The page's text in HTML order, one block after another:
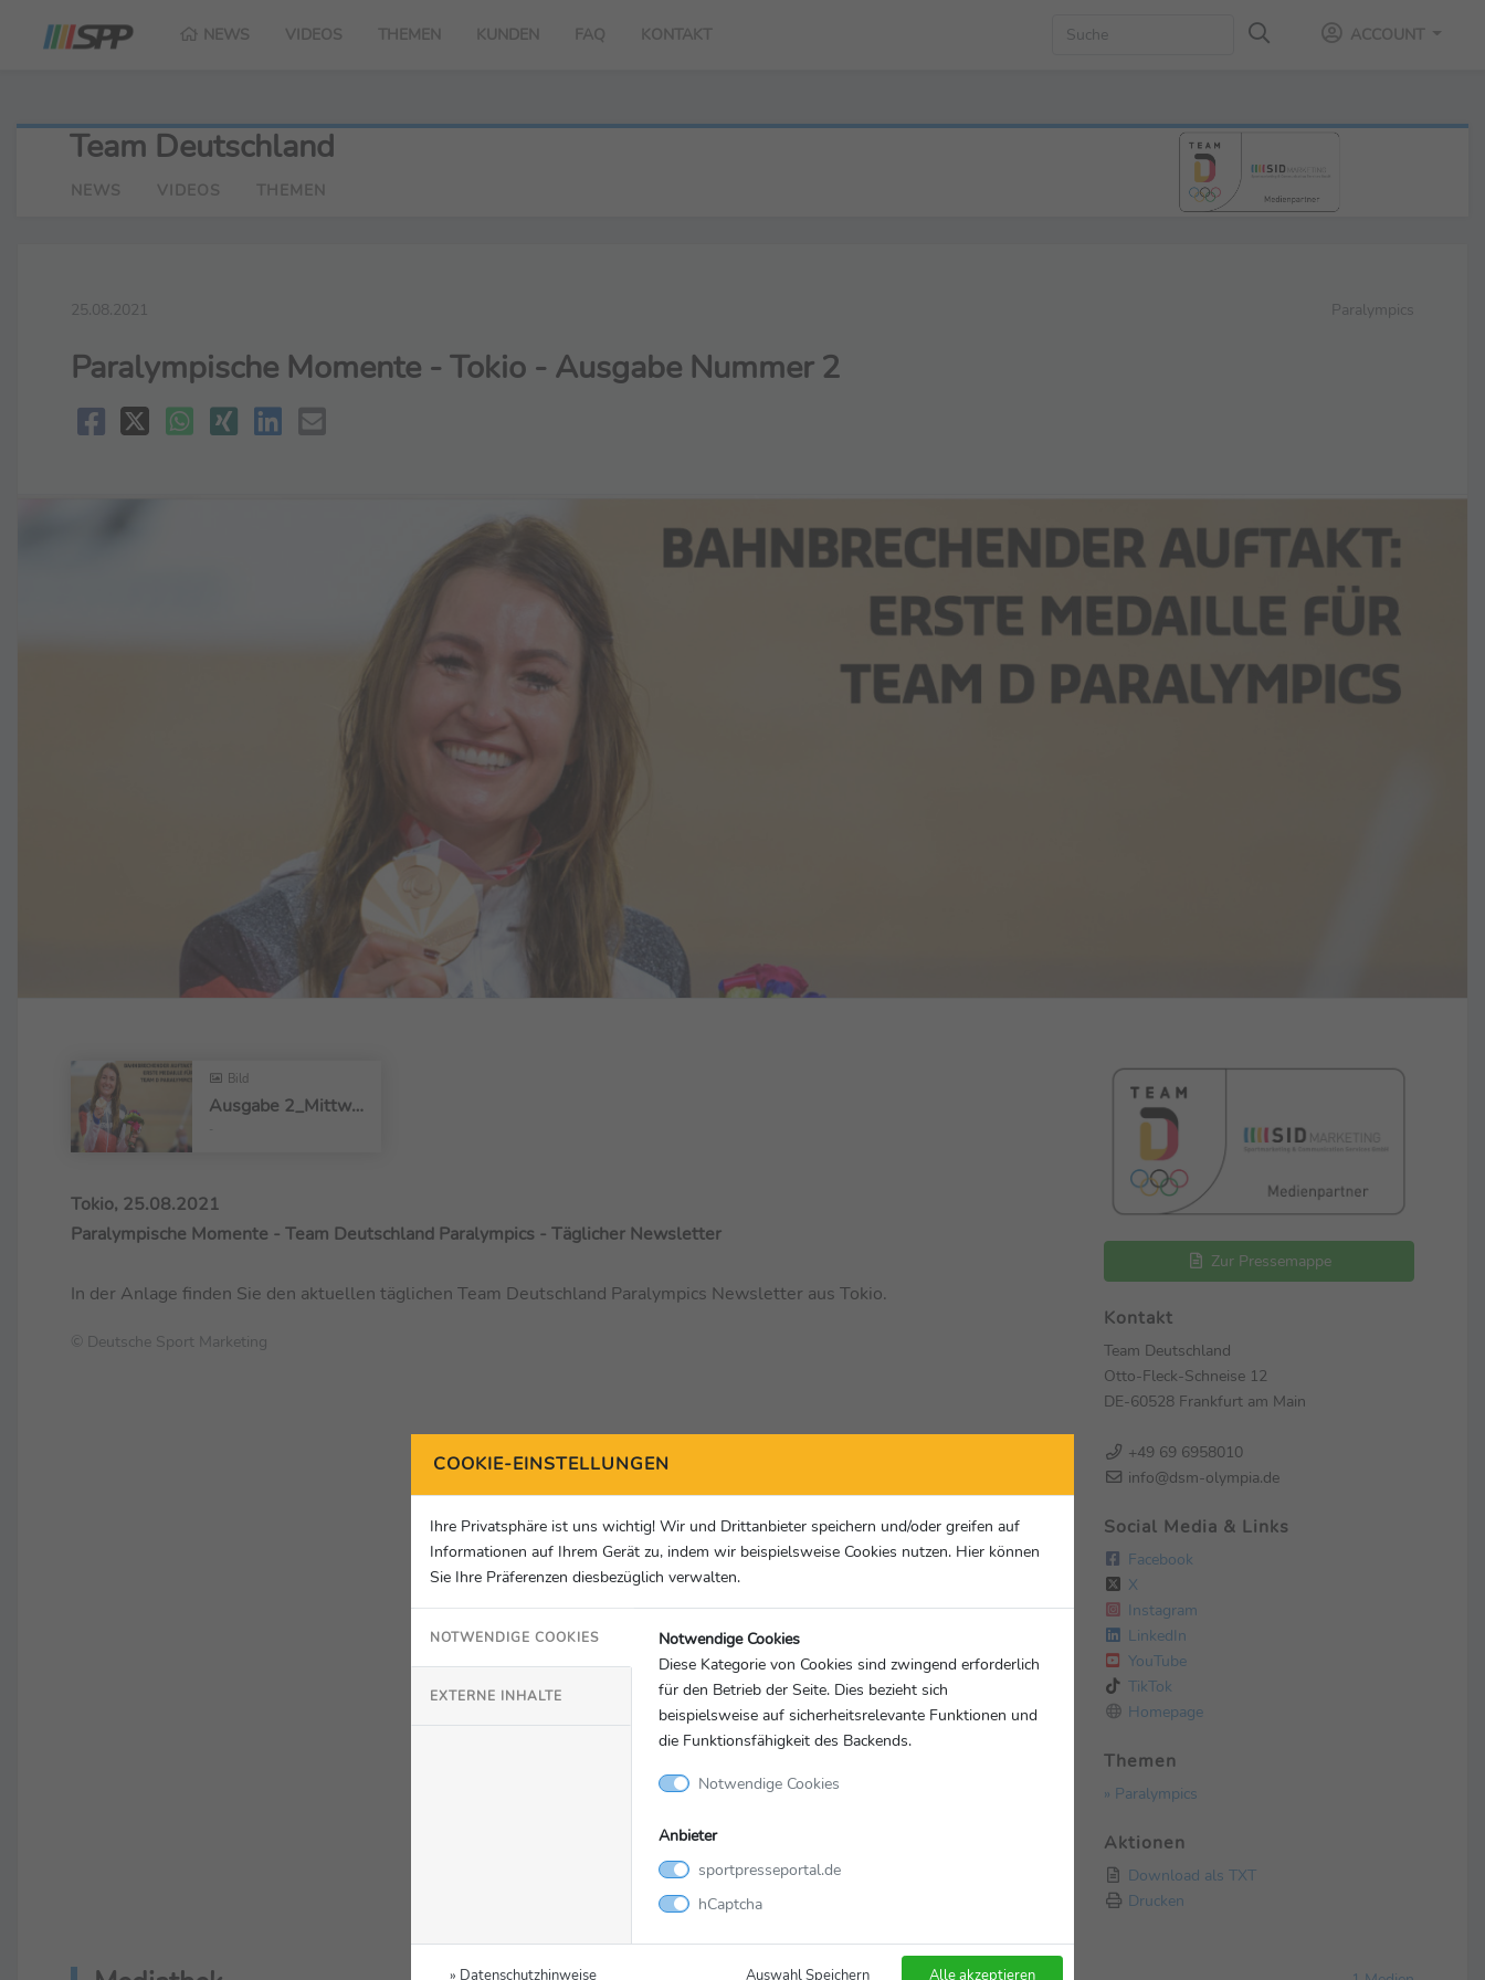
NEWS VIDEOS THEMEN KUNDEN FAQ KONTAKT ACCOUNT
Team Deutschland
NEWS VIDEOS THEMEN
25.08.2021 Paralympics
Paralympische Momente - Tokio - Ausgabe Nummer 2
Bild
Ausgabe 2_Mittwoch Titelbild.png
Tokio, 25.08.2021
Paralympische Momente - Team Deutschland Paralympics - Täglicher Newsletter
In der Anlage finden Sie den aktuellen täglichen Team Deutschland Paralympics Newsletter aus Tokio.
© Deutsche Sport Marketing
Zur Pressemappe
Kontakt
Team Deutschland
Otto-Fleck-Schneise 12
DE-60528 Frankfurt am Main
+49 69 6958010
info@dsm-olympia.de
Social Media & Links
Facebook
X
Instagram
LinkedIn
YouTube
TikTok
Homepage
Themen
» Paralympics
Aktionen
Download als TXT
Drucken
COOKIE-EINSTELLUNGEN
Ihre Privatsphäre ist uns wichtig! Wir und Drittanbieter speichern und/oder greifen auf
Informationen auf Ihrem Gerät zu, indem wir beispielsweise Cookies nutzen. Hier können
Sie Ihre Präferenzen diesbezüglich verwalten.
NOTWENDIGE COOKIES
EXTERNE INHALTE
Notwendige Cookies
Diese Kategorie von Cookies sind zwingend erforderlich
für den Betrieb der Seite. Dies bezieht sich
beispielsweise auf sicherheitsrelevante Funktionen und
die Funktionsfähigkeit des Backends.
Notwendige Cookies
Anbieter
sportpresseportal.de
hCaptcha
» Datenschutzhinweise Auswahl Speichern Alle akzeptieren